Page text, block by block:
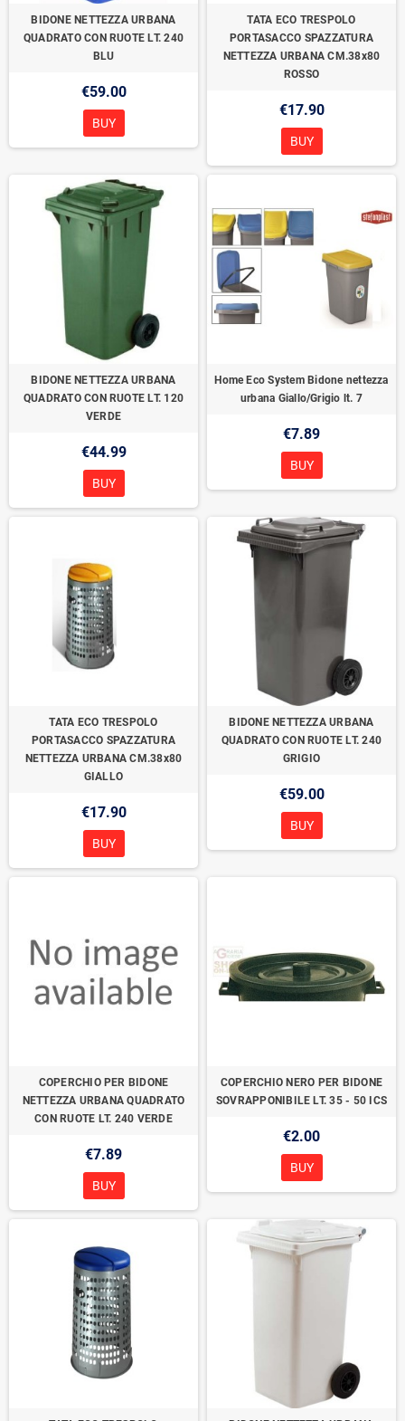
BIDONE NETTEZZA URBANA
QUADRATO CON RUOTE LT. 240
BLU
€59.00
BUY
TATA ECO TRESPOLO
PORTASACCO SPAZZATURA
NETTEZZA URBANA CM.38x80
ROSSO
€17.90
BUY
BIDONE NETTEZZA URBANA
QUADRATO CON RUOTE LT. 120
VERDE
€44.99
BUY
Home Eco System Bidone nettezza
urbana Giallo/Grigio lt. 7
€7.89
BUY
TATA ECO TRESPOLO
PORTASACCO SPAZZATURA
NETTEZZA URBANA CM.38x80
GIALLO
€17.90
BUY
BIDONE NETTEZZA URBANA
QUADRATO CON RUOTE LT. 240
GRIGIO
€59.00
BUY
COPERCHIO PER BIDONE
NETTEZZA URBANA QUADRATO
CON RUOTE LT. 240 VERDE
€7.89
BUY
COPERCHIO NERO PER BIDONE
SOVRAPPONIBILE LT. 35 - 50 ICS
€2.00
BUY